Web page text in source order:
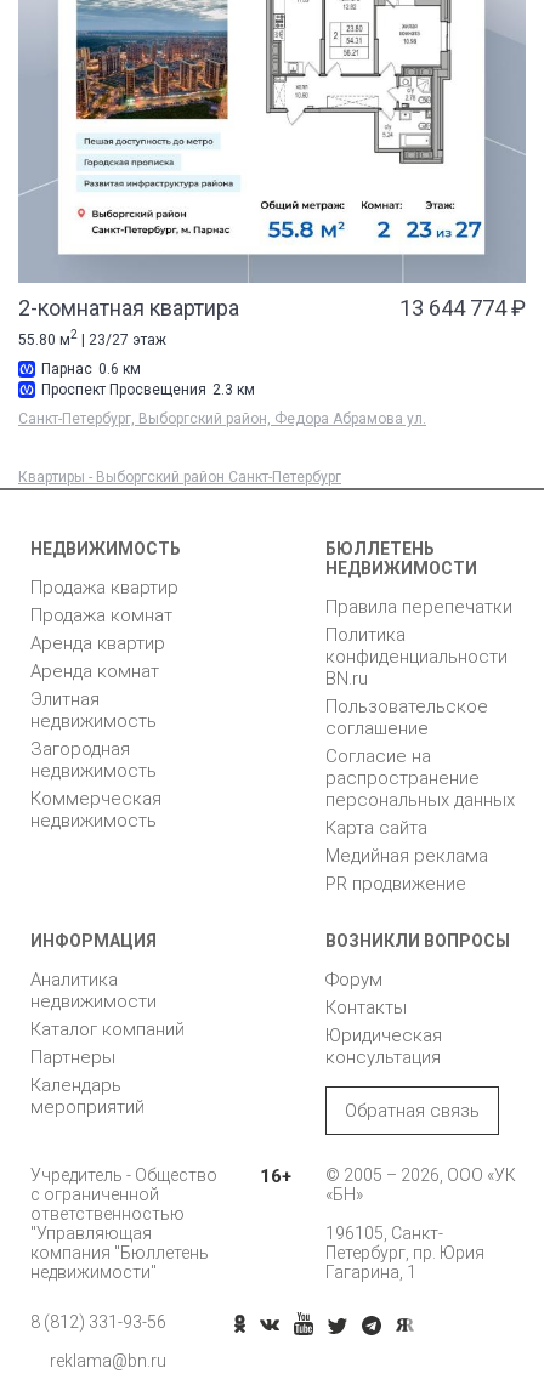
2-комнатная квартира 13 644 774 ₽
55.80 м2 | 23/27 этаж
Парнас 0.6 км
Проспект Просвещения 2.3 км
Санкт-Петербург, Выборгский район, Федора Абрамова ул.
Квартиры - Выборгский район Санкт-Петербург
НЕДВИЖИМОСТЬ
Продажа квартир
Продажа комнат
Аренда квартир
Аренда комнат
Элитная
недвижимость
Загородная
недвижимость
Коммерческая
недвижимость
БЮЛЛЕТЕНЬ
НЕДВИЖИМОСТИ
Правила перепечатки
Политика
конфиденциальности
BN.ru
Пользовательское
соглашение
Согласие на
распространение
персональных данных
Карта сайта
Медийная реклама
PR продвижение
ИНФОРМАЦИЯ
Аналитика
недвижимости
Каталог компаний
Партнеры
Календарь
мероприятий
ВОЗНИКЛИ ВОПРОСЫ
Форум
Контакты
Юридическая
консультация
Обратная связь
Учредитель - Общество
с ограниченной
ответственностью
"Управляющая
компания "Бюллетень
недвижимости"
16+
© 2005 – 2026, ООО «УК
«БН»
196105, Санкт-
Петербург, пр. Юрия
Гагарина, 1
8 (812) 331-93-56
reklama@bn.ru